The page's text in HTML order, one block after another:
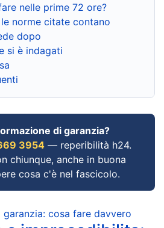
nelle prime 72 ore?
norme citate contano
dopo
si è indagati
di garanzia?
3954 — reperibilità h24.
chiunque, anche in buona
cosa c'è nel fascicolo.
cosa fare davvero